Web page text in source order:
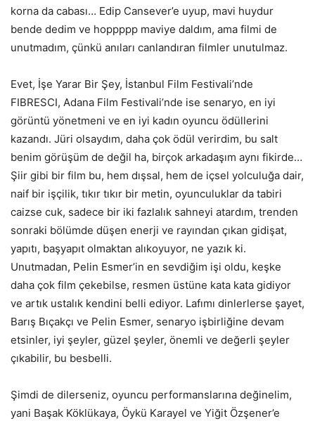
korna da cabası… Edip Cansever’e uyup, mavi huydur
bende dedim ve hoppppp maviye daldım, ama filmi de
unutmadım, çünkü anıları canlandıran filmler unutulmaz.
Evet, İşe Yarar Bir Şey, İstanbul Film Festivali’nde
FIBRESCI, Adana Film Festivali’nde ise senaryo, en iyi
görüntü yönetmeni ve en iyi kadın oyuncu ödüllerini
kazandı. Jüri olsaydım, daha çok ödül verirdim, bu salt
benim görüşüm de değil ha, birçok arkadaşım aynı fikirde…
Şiir gibi bir film bu, hem dışsal, hem de içsel yolculuğa dair,
naif bir işçilik, tıkır tıkır bir metin, oyunculuklar da tabiri
caizse cuk, sadece bir iki fazlalık sahneyi atardım, trenden
sonraki bölümde düşen enerji ve rayından çıkan gidişat,
yapıtı, başyapıt olmaktan alıkoyuyor, ne yazık ki.
Unutmadan, Pelin Esmer’in en sevdiğim işi oldu, keşke
daha çok film çekebilse, resmen üstüne kata kata gidiyor
ve artık ustalık kendini belli ediyor. Lafımı dinlerlerse şayet,
Barış Bıçakçı ve Pelin Esmer, senaryo işbirliğine devam
etsinler, iyi şeyler, güzel şeyler, önemli ve değerli şeyler
çıkabilir, bu besbelli.
Şimdi de dilerseniz, oyuncu performanslarına değinelim,
yani Başak Köklükaya, Öykü Karayel ve Yiğit Özşener’e